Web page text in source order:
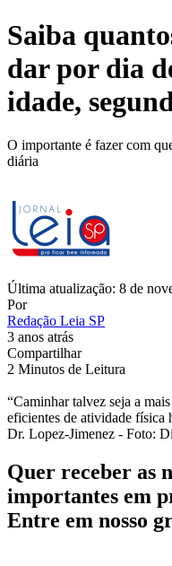
Saiba
dar por dia
idade,
O importante é fazer com
diária
Última atualização: 8 de
Por
Redação Leia SP
3 anos atrás
Compartilhar
2 Minutos de Leitura
“Caminhar talvez seja a
eficientes de atividade física
Dr. Lopez-Jimenez - Foto:
Quer receber as
importantes em
Entre em nosso